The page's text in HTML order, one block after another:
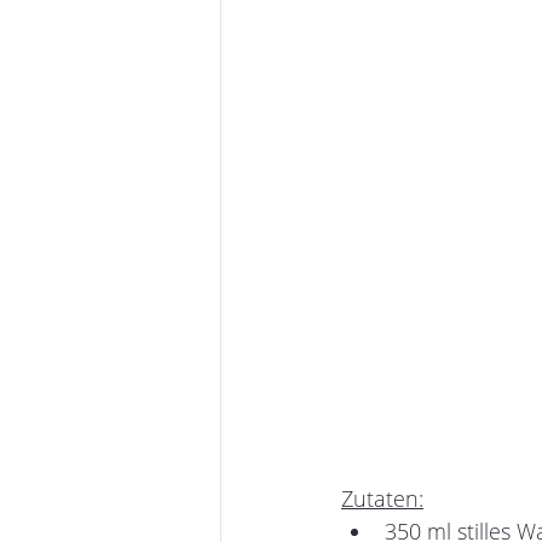
Zutaten:
350 ml stilles